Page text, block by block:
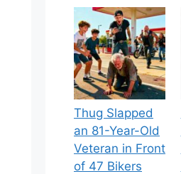
Thug Slapped
an 81-Year-Old
Veteran in Front
of 47 Bikers